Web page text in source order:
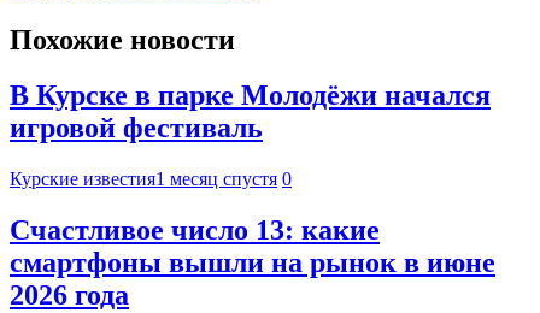
Похожие новости
В Курске в парке Молодёжи начался
игровой фестиваль
Курские известия1 месяц спустя 0
Счастливое число 13: какие
смартфоны вышли на рынок в июне
2026 года